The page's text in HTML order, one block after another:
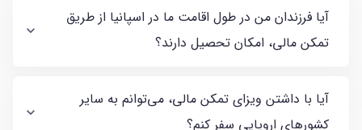
آیا فرزندان من در طول اقامت ما در اسپانیا از طریق
تمکن مالی، امکان تحصیل دارند؟
آیا با داشتن ویزای تمکن مالی، می‌توانم به سایر
کشورهای اروپایی سفر کنم؟